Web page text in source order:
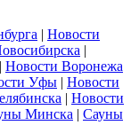
| Новости
|
| Новости Воронежа
Уфы | Новости
| Новости
Минска | Сауны